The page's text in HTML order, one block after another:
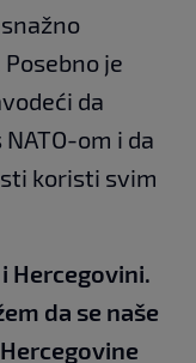
je
da
om i da
koristi svim
Hercegovini.
da se naše